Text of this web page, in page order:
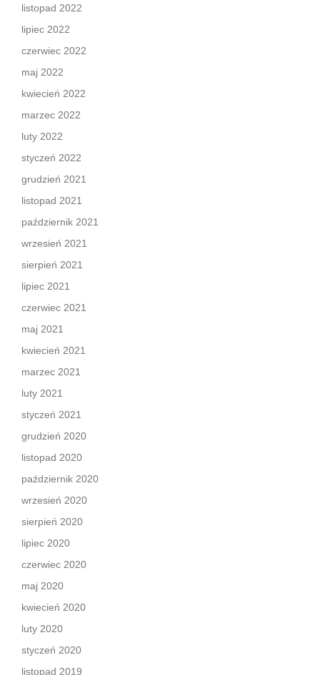
listopad 2022
lipiec 2022
czerwiec 2022
maj 2022
kwiecień 2022
marzec 2022
luty 2022
styczeń 2022
grudzień 2021
listopad 2021
październik 2021
wrzesień 2021
sierpień 2021
lipiec 2021
czerwiec 2021
maj 2021
kwiecień 2021
marzec 2021
luty 2021
styczeń 2021
grudzień 2020
listopad 2020
październik 2020
wrzesień 2020
sierpień 2020
lipiec 2020
czerwiec 2020
maj 2020
kwiecień 2020
luty 2020
styczeń 2020
listopad 2019